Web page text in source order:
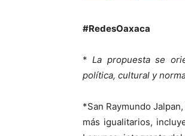
#RedesOaxaca
*La propuesta se
política, cultural y
*San Raymundo
más igualitarios,